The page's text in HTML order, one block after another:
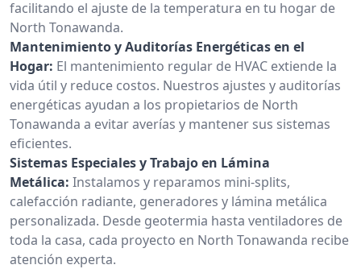
facilitando el ajuste de la temperatura en tu hogar de
North Tonawanda.
Mantenimiento y Auditorías Energéticas en el
Hogar: El mantenimiento regular de HVAC extiende la
vida útil y reduce costos. Nuestros ajustes y auditorías
energéticas ayudan a los propietarios de North
Tonawanda a evitar averías y mantener sus sistemas
eficientes.
Sistemas Especiales y Trabajo en Lámina
Metálica: Instalamos y reparamos mini-splits,
calefacción radiante, generadores y lámina metálica
personalizada. Desde geotermia hasta ventiladores de
toda la casa, cada proyecto en North Tonawanda recibe
atención experta.